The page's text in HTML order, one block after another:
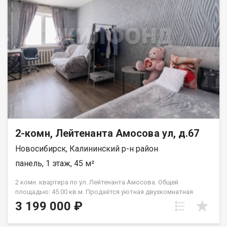
2-комн, Лейтенанта Амосова ул, д.67
Новосибирск, Калининский р-н район
панель, 1 этаж, 45 м²
2 комн. квартира по ул. Лейтенанта Амосова. Общей
площадью: 45.00 кв.м. Продаётся уютная двухкомнатная
квартира в жилом районе Пашино, расположенном в
живописной части Калининского района Новосибирска. Это
3 199 000 ₽